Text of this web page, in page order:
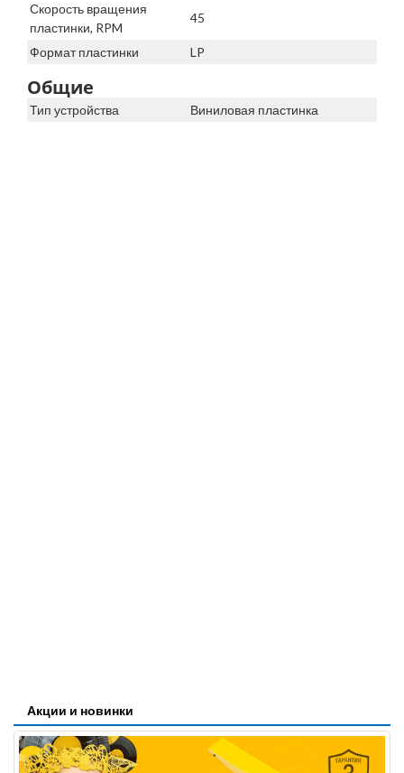
Скорость вращения
пластинки, RPM
45
Формат пластинки LP
Общие
Тип устройства Виниловая пластинка
Акции и новинки